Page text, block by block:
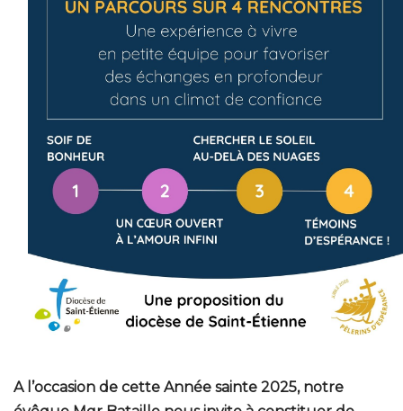
A l’occasion de cette Année sainte 2025, notre